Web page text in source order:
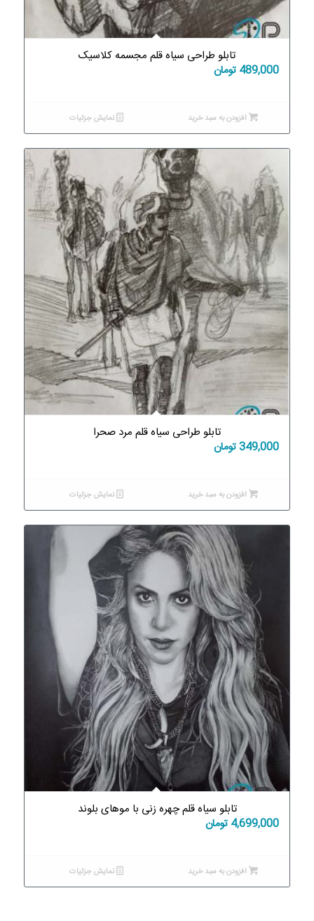
تابلو طراحی سیاه قلم مجسمه کلاسیک
489,000 تومان
افزودن به سبد خرید نمایش جزئیات
تابلو طراحی سیاه قلم مرد صحرا
349,000تومان
افزودن به سبد خرید نمایش جزئیات
تابلو سیاه قلم چهره زنی با موهای بلوند
4,699,000 تومان
افزودن به سبد خرید نمایش جزئیات